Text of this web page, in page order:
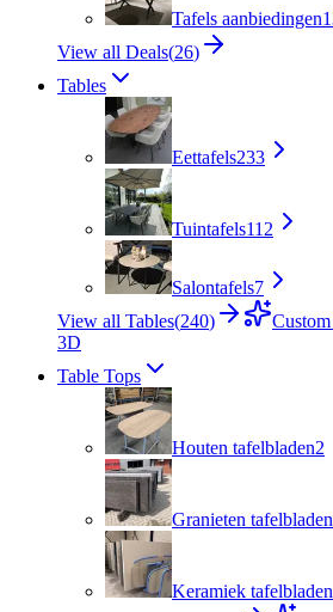
Tafels aanbiedingen
View all Deals(26)
Tables
Eettafels233
Tuintafels112
Salontafels7
View all Tables(240)
3D
Table Tops
Houten tafelbladen2
Granieten tafelbladen
Keramiek tafelbladen